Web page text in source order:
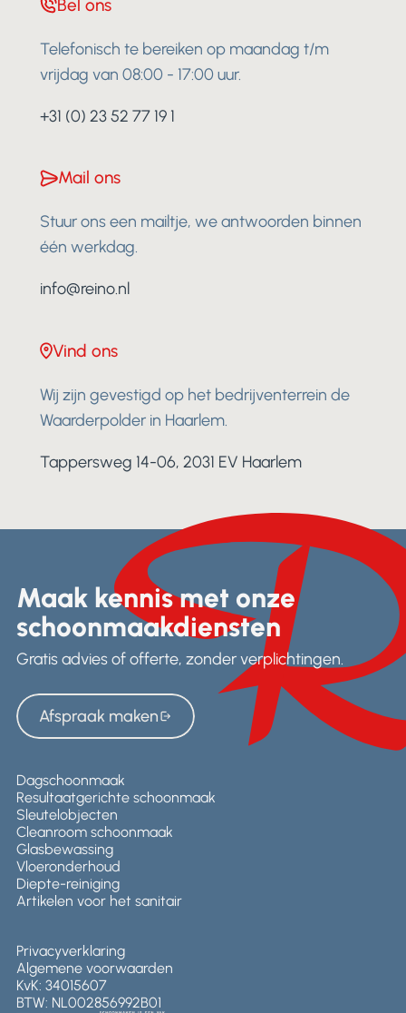
Bel ons
Telefonisch te bereiken op maandag t/m
vrijdag van 08:00 - 17:00 uur.
+31 (0) 23 52 77 19 1
Mail ons
Stuur ons een mailtje, we antwoorden binnen
één werkdag.
info@reino.nl
Vind ons
Wij zijn gevestigd op het bedrijventerrein de
Waarderpolder in Haarlem.
Tappersweg 14-06, 2031 EV Haarlem
Maak kennis met onze
schoonmaakdiensten
Gratis advies of offerte, zonder verplichtingen.
Afspraak maken
Afspraak maken
Dagschoonmaak
Resultaatgerichte schoonmaak
Sleutelobjecten
Cleanroom schoonmaak
Glasbewassing
Vloeronderhoud
Diepte-reiniging
Artikelen voor het sanitair
Privacyverklaring
Algemene voorwaarden
KvK: 34015607
BTW: NL002856992B01